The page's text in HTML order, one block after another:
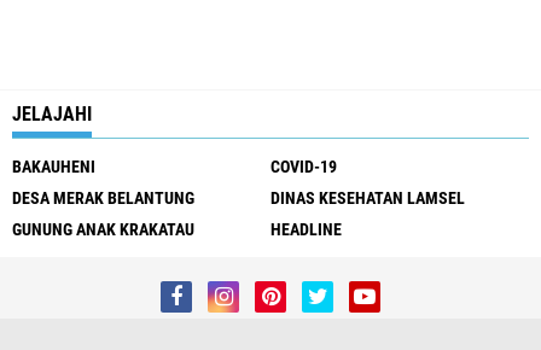
JELAJAHI
BAKAUHENI
COVID-19
DESA MERAK BELANTUNG
DINAS KESEHATAN LAMSEL
GUNUNG ANAK KRAKATAU
HEADLINE